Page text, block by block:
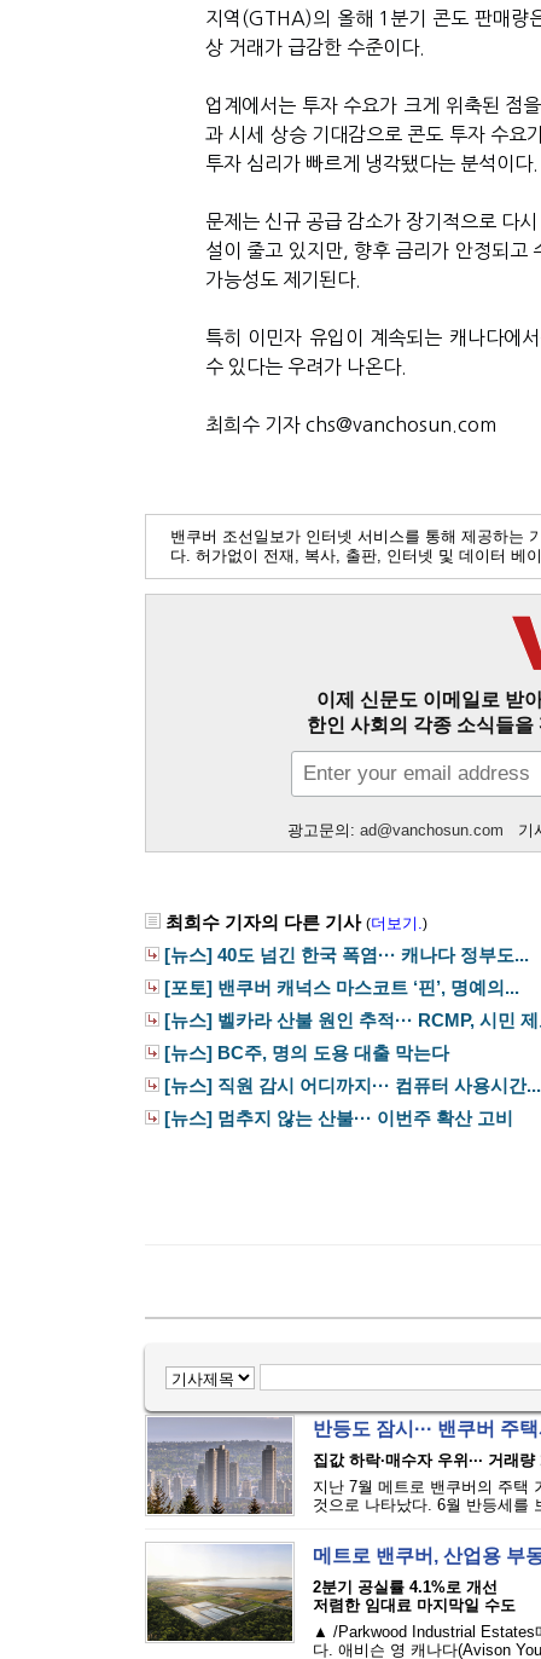
지역(GTHA)의 올해 1분기 콘도 판매량
상 거래가 급감한 수준이다.
업계에서는 투자 수요가 크게 위축된 점
과 시세 상승 기대감으로 콘도 투자 수요
투자 심리가 빠르게 냉각됐다는 분석이다.
문제는 신규 공급 감소가 장기적으로 다
설이 줄고 있지만, 향후 금리가 안정되고
가능성도 제기된다.
특히 이민자 유입이 계속되는 캐나다에
수 있다는 우려가 나온다.
최희수 기자 chs@vanchosun.com
밴쿠버 조선일보가 인터넷 서비스를 통해 제공하는
다. 허가없이 전재, 복사, 출판, 인터넷 및 데이터 베
이제 신문도 이메일로 받
한인 사회의 각종 소식들
광고문의: ad@vanchosun.com 기
최희수 기자의 다른 기사 (더보기.)
[뉴스] 40도 넘긴 한국 폭염··· 캐나다 정부도...
[포토] 밴쿠버 캐넉스 마스코트 ‘핀’, 명예의...
[뉴스] 벨카라 산불 원인 추적··· RCMP, 시민
[뉴스] BC주, 명의 도용 대출 막는다
[뉴스] 직원 감시 어디까지··· 컴퓨터 사용시간...
[뉴스] 멈추지 않는 산불··· 이번주 확산 고비
반등도 잠시··· 밴쿠버 주
집값 하락·매수자 우위··· 거래
지난 7월 메트로 밴쿠버의 주택
것으로 나타났다. 6월 반등세를
메트로 밴쿠버, 산업용 부
2분기 공실률 4.1%로 개선
저렴한 임대료 마지막일 수도
▲ /Parkwood Industrial Estates
다. 애비슨 영 캐나다(Avison